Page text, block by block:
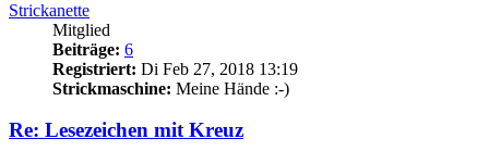
Strickanette
Mitglied
Beiträge: 6
Registriert: Di Feb 27, 2018 13:19
Strickmaschine: Meine Hände :-)
Re: Lesezeichen mit Kreuz